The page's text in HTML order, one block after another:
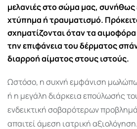
μελανιές στο σώμα μας, συνήθως
χτύπημα ή τραυματισμό.
σχηματίζονται όταν τα
την επιφάνεια του δέρματος
διαρροή αίματος στους ιστούς.
Ωστόσο, η συχνή εμφάνιση
ή η μεγάλη διάρκεια επούλωσής
ενδεικτική σοβαρότερων
απαιτεί άμεση ιατρική αξιολόγηση.